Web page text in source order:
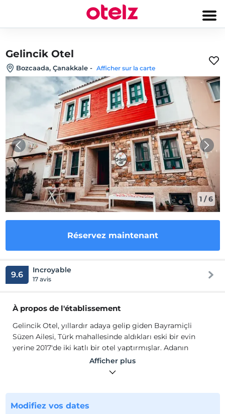
Gelincik Otel
Bozcaada, Çanakkale - Afficher sur la carte
1 /6
Réservez maintenant
9.6 Incroyable
17 avis
À propos de l'établissement
Gelincik Otel, yıllardır adaya gelip giden Bayramiçli
Süzen Ailesi, Türk mahallesinde aldıkları eski bir evin
yerine 2017'de iki katlı bir otel yaptırmışlar. Adanın
sembollerinden biri haline gelen gelincik, otellerine isim
3 kişilik hazırlanmıştır.
Emplacement
Afficher plus
Modifiez vos dates